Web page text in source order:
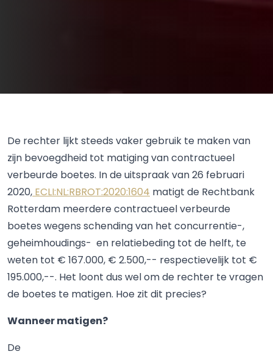
De rechter lijkt steeds vaker gebruik te maken van
zijn bevoegdheid tot matiging van contractueel
verbeurde boetes. In de uitspraak van 26 februari
2020, ECLI:NL:RBROT:2020:1604 matigt de Rechtbank
Rotterdam meerdere contractueel verbeurde
boetes wegens schending van het concurrentie-,
geheimhoudings- en relatiebeding tot de helft, te
weten tot € 167.000, € 2.500,-- respectievelijk tot €
195.000,--. Het loont dus wel om de rechter te vragen
de boetes te matigen. Hoe zit dit precies?
Wanneer matigen?
De